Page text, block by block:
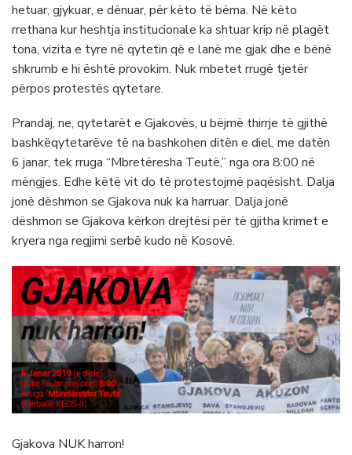
hetuar, gjykuar, e dënuar, për këto të bëma. Në këto
rrethana kur heshtja institucionale ka shtuar krip në plagët
tona, vizita e tyre në qytetin që e lanë me gjak dhe e bënë
shkrumb e hi është provokim. Nuk mbetet rrugë tjetër
përpos protestës qytetare.
Prandaj, ne, qytetarët e Gjakovës, u bëjmë thirrje të gjithë
bashkëqytetarëve të na bashkohen ditën e diel, me datën
6 janar, tek rruga “Mbretëresha Teutë,” nga ora 8:00 në
mëngjes. Edhe këtë vit do të protestojmë paqësisht. Dalja
jonë dëshmon se Gjakova nuk ka harruar. Dalja jonë
dëshmon se Gjakova kërkon drejtësi për të gjitha krimet e
kryera nga regjimi serbë kudo në Kosovë.
Gjakova NUK harron!